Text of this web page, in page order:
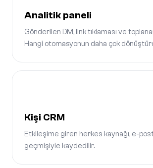
Analitik paneli
Gönderilen DM, link tıklaması ve
Hangi otomasyonun daha çok
Kişi CRM
Etkileşime giren herkes kaynağı, e-
geçmişiyle kaydedilir.